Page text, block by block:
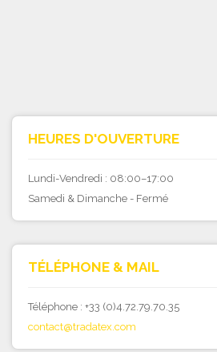
HEURES D'OUVERTURE
Lundi-Vendredi : 08:00–17:00
Samedi & Dimanche - Fermé
TÉLÉPHONE & MAIL
Téléphone : +33 (0)4.72.79.70.35
contact@tradatex.com